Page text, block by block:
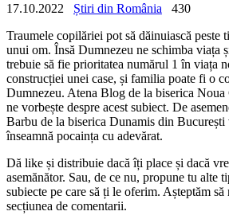
17.10.2022 Știri din România
430
Traumele copilăriei pot să dăinuiască peste
unui om. Însă Dumnezeu ne schimba viața
trebuie să fie prioritatea numărul 1 în viața
construcției unei case, și familia poate fi o
Dumnezeu. Atena Blog de la biserica
ne vorbește despre acest subiect. De
Barbu de la biserica Dunamis din București
înseamnă pocaința cu adevărat.
Dă like și distribuie dacă îți place și dacă
asemănător. Sau, de ce nu, propune tu alte
subiecte pe care să ți le oferim. Așteptăm
secțiunea de comentarii.